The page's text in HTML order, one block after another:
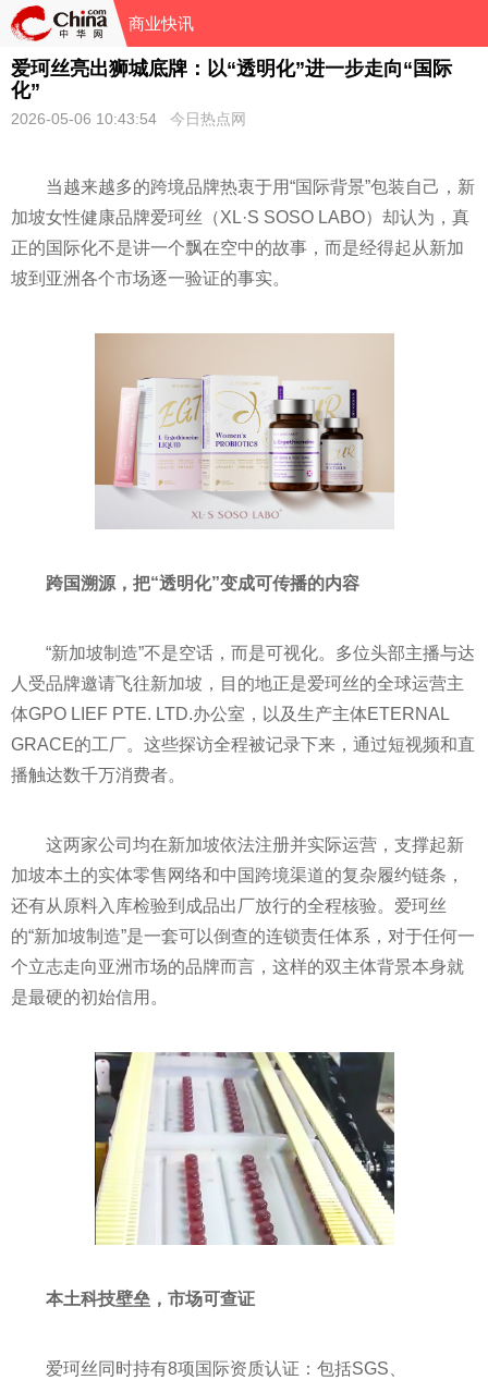
商业快讯
爱珂丝亮出狮城底牌：以“透明化”进一步走向“国际
化”
2026-05-06 10:43:54 今日热点网
当越来越多的跨境品牌热衷于用“国际背景”包装自己，新
加坡女性健康品牌爱珂丝（XL·S SOSO LABO）却认为，真
正的国际化不是讲一个飘在空中的故事，而是经得起从新加
坡到亚洲各个市场逐一验证的事实。
跨国溯源 ，把“透明化”变成可传播的内容
“新加坡制造”不是空话，而是可视化。多位头部主播与达
人受品牌邀请飞往新加坡，目的地正是爱珂丝的全球运营主
体GPO LIEF PTE. LTD.办公室，以及生产主体ETERNAL
GRACE的工厂。这些探访全程被记录下来，通过短视频和直
播触达数千万消费者。
这两家公司均在新加坡依法注册并实际运营，支撑起新
加坡本土的实体零售网络和中国跨境渠道的复杂履约链条，
还有从原料入库检验到成品出厂放行的全程核验。爱珂丝
的“新加坡制造”是一套可以倒查的连锁责任体系，对于任何一
个立志走向亚洲市场的品牌而言，这样的双主体背景本身就
是最硬的初始信用。
本土科技壁垒 ， 市场可查证
爱珂丝同时持有8项国际资质认证：包括SGS、